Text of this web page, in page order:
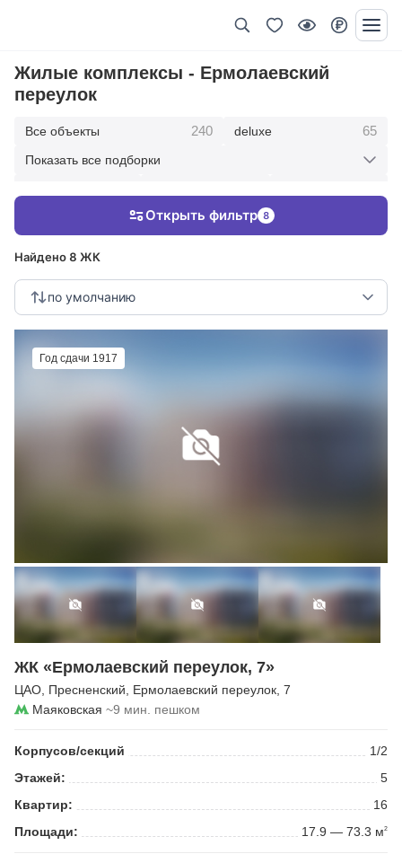
Жилые комплексы - Ермолаевский
переулок
Все объекты 240 deluxe 65
123 клубные дома
Показать все подборки
Найдено 8 ЖК
по умолчанию
Открыть фильтр 8
Год сдачи 1917
ЖК «Ермолаевский переулок, 7»
ЦАО Пресненский Ермолаевский переулок , 7
Маяковская ~9 мин. пешком
Корпусов/секций
1/2
Этажей:
5
Квартир:
16
Площади:
17.9 — 73.3 м2